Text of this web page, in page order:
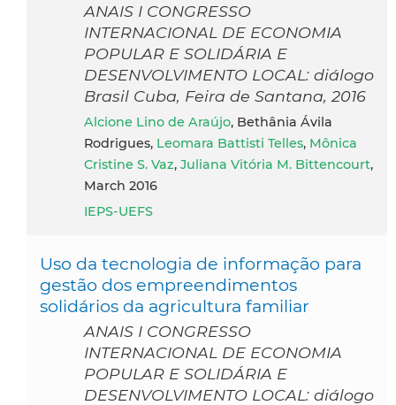
ANAIS I CONGRESSO
INTERNACIONAL DE ECONOMIA
POPULAR E SOLIDÁRIA E
DESENVOLVIMENTO LOCAL: diálogo
Brasil Cuba, Feira de Santana, 2016
Alcione Lino de Araújo, Bethânia Ávila
Rodrigues, Leomara Battisti Telles, Mônica
Cristine S. Vaz, Juliana Vitória M. Bittencourt,
March 2016
IEPS-UEFS
Uso da tecnologia de informação para
gestão dos empreendimentos
solidários da agricultura familiar
ANAIS I CONGRESSO
INTERNACIONAL DE ECONOMIA
POPULAR E SOLIDÁRIA E
DESENVOLVIMENTO LOCAL: diálogo